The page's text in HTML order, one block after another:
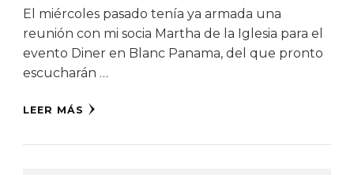
El miércoles pasado tenía ya armada una
reunión con mi socia Martha de la Iglesia para el
evento Diner en Blanc Panama, del que pronto
escucharán …
LEER MÁS